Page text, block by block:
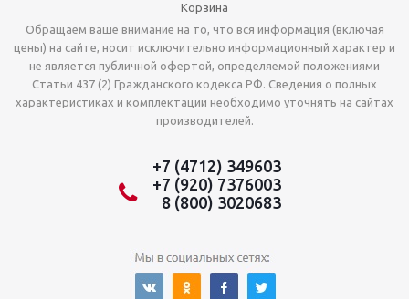
Корзина
Обращаем ваше внимание на то, что вся информация (включая
цены) на сайте, носит исключительно информационный характер и
не является публичной офертой, определяемой положениями
Статьи 437 (2) Гражданского кодекса РФ. Сведения о полных
характеристиках и комплектации необходимо уточнять на сайтах
производителей.
+7 (4712) 349603
+7 (920) 7376003
8 (800) 3020683